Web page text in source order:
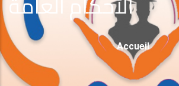
Fil
D'Ariane
Accueil